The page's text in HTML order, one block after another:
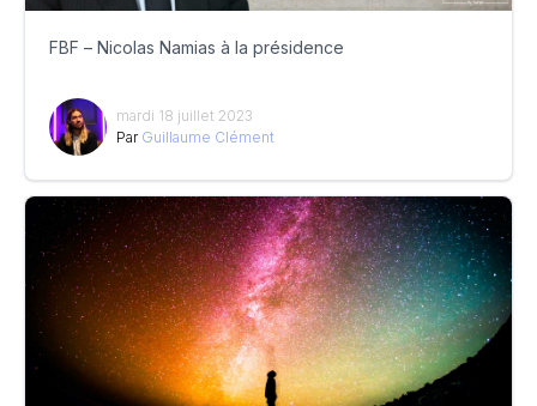
FBF – Nicolas Namias à la présidence
mardi 18 juillet 2023
Par Guillaume Clément